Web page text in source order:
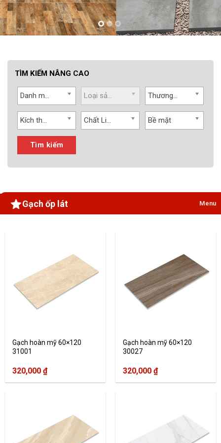
TÌM KIẾM NÂNG CAO
Danh mục Loại sản phẩm Thương hiệu
Kích thước Chất Liệu Bề mặt
Tìm kiếm
Gạch ốp lát Menu
Gạch hoàn mỹ 60×120
31001
320,000 ₫
Gạch hoàn mỹ 60×120
30027
320,000 ₫